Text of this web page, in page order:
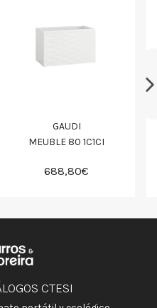
GAUDI
MEUBLE 80 1C1CI
688,80€
CTESI